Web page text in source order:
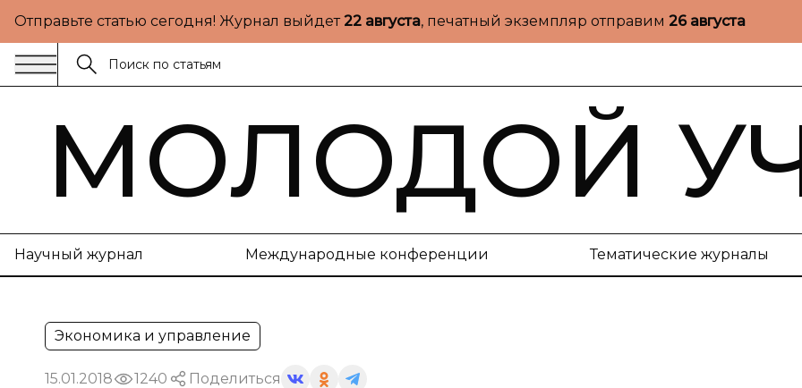
Отправьте статью сегодня! Журнал выйдет22 августа, печатный экземпляр отправим 26 августа
МОЛОДОЙ
Научный журнал Международные конференции Тематические журналы
Экономика и управление
15.01.2018 1240 Поделиться